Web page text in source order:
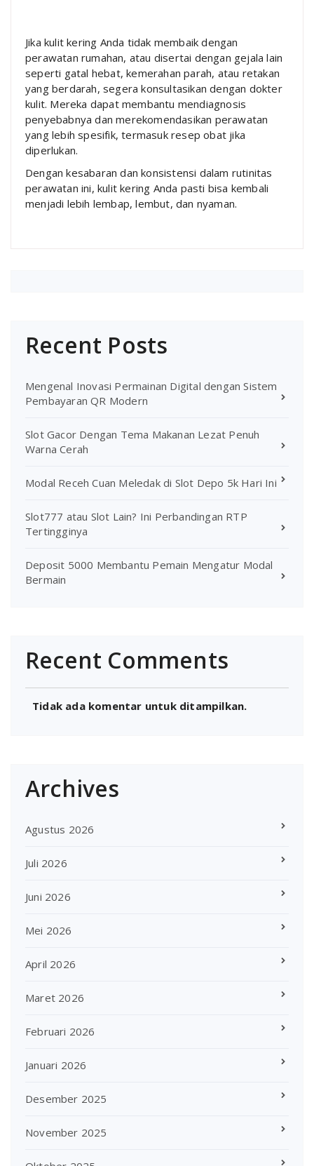
Jika kulit kering Anda tidak membaik dengan
perawatan rumahan, atau disertai dengan gejala lain
seperti gatal hebat, kemerahan parah, atau retakan
yang berdarah, segera konsultasikan dengan dokter
kulit. Mereka dapat membantu mendiagnosis
penyebabnya dan merekomendasikan perawatan
yang lebih spesifik, termasuk resep obat jika
diperlukan.
Dengan kesabaran dan konsistensi dalam rutinitas
perawatan ini, kulit kering Anda pasti bisa kembali
menjadi lebih lembap, lembut, dan nyaman.
Recent Posts
Mengenal Inovasi Permainan Digital dengan Sistem
Pembayaran QR Modern
Slot Gacor Dengan Tema Makanan Lezat Penuh
Warna Cerah
Modal Receh Cuan Meledak di Slot Depo 5k Hari Ini
Slot777 atau Slot Lain? Ini Perbandingan RTP
Tertingginya
Deposit 5000 Membantu Pemain Mengatur Modal
Bermain
Recent Comments
Tidak ada komentar untuk ditampilkan.
Archives
Agustus 2026
Juli 2026
Juni 2026
Mei 2026
April 2026
Maret 2026
Februari 2026
Januari 2026
Desember 2025
November 2025